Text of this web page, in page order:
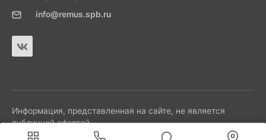
info@remus.spb.ru
Информация, представленная на сайте, не является
публичной офертой.
Мы используем cookies для быстрой и удобной